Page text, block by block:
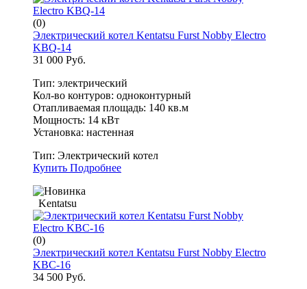
(0)
Электрический котел Kentatsu Furst Nobby Electro
KBQ-14
31 000 Руб.
Тип: электрический
Кол-во контуров: одноконтурный
Отапливаемая площадь: 140 кв.м
Мощность: 14 кВт
Установка: настенная
Тип: Электрический котел
Купить Подробнее
Kentatsu
(0)
Электрический котел Kentatsu Furst Nobby Electro
KBC-16
34 500 Руб.